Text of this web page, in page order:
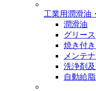
工業用潤滑油
潤滑油
グリース
焼き付
メンテ
洗浄剤
自動給